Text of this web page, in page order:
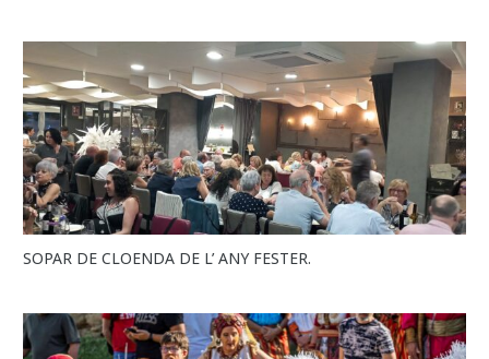
SOPAR DE CLOENDA DE L’ ANY FESTER.